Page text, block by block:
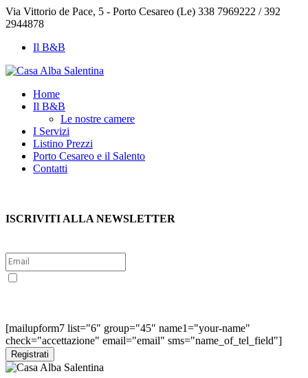
Via Vittorio de Pace, 5 - Porto Cesareo (Le) 338 7969222 / 392
2944878
Il B&B
Home
Il B&B
Le nostre camere
I Servizi
Listino Prezzi
Porto Cesareo e il Salento
Contatti
ISCRIVITI ALLA NEWSLETTER
[mailupform7 list="6" group="45" name1="your-name"
check="accettazione" email="email" sms="name_of_tel_field"]